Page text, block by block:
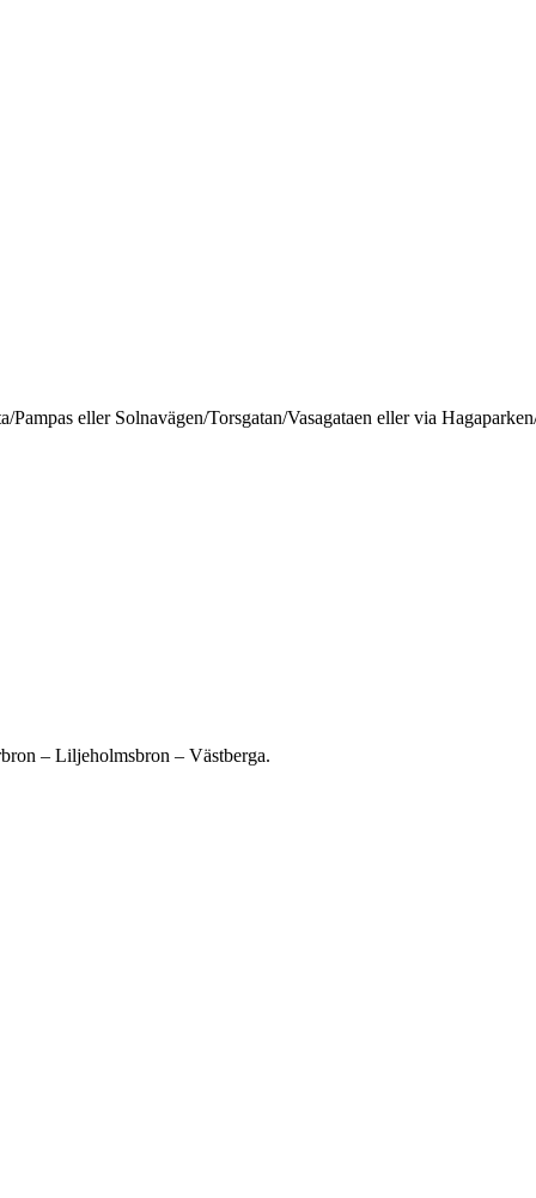
eller Solnavägen/Torsgatan/Vasagataen eller via
– Liljeholmsbron – Västberga.